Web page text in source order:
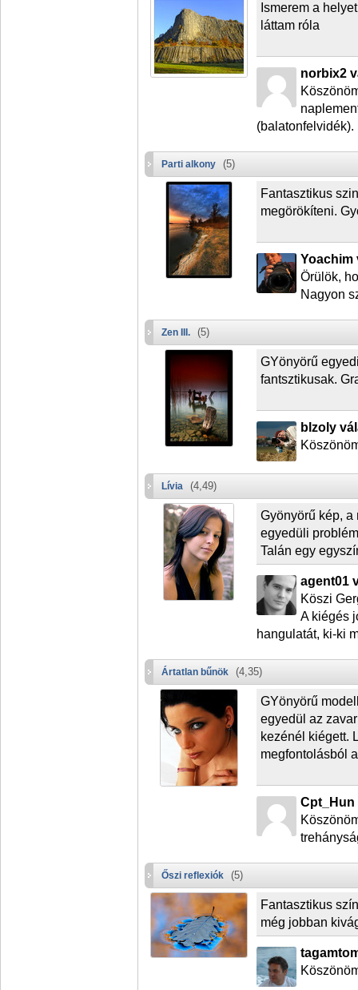
Ismerem a
láttam róla
norbix2
(balatonfelvidék).
Parti alkony (5)
Fantasztikus
megörökíteni.
Yoachim
Örülök,
Nagyon
Zen III. (5)
GYönyörű
fantsztikusak.
blzoly
Lívia (4,49)
Gyönyörű kép,
egyedüli
Talán egy
agent01
Köszi
A kiégés
hangulatát, ki-ki
Ártatlan bűnök (4,35)
GYönyörű
egyedül az
kezénél kiégett.
megfontolásból
Cpt_Hun
Őszi reflexiók (5)
Fantasztikus
még jobban